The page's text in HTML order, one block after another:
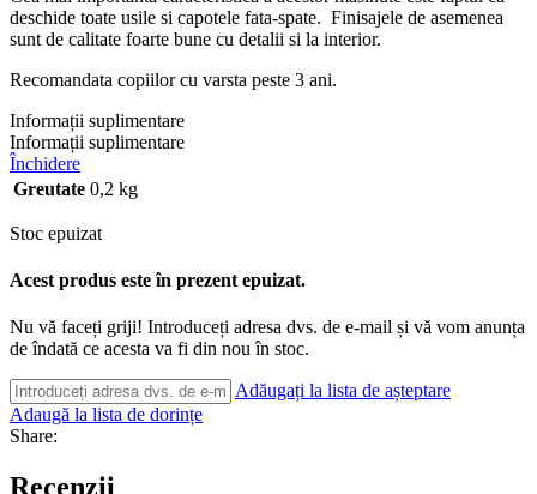
deschide toate usile si capotele fata-spate. Finisajele de asemenea
sunt de calitate foarte bune cu detalii si la interior.
Recomandata copiilor cu varsta peste 3 ani.
Informații suplimentare
Informații suplimentare
Închidere
Greutate 0,2 kg
Stoc epuizat
Acest produs este în prezent epuizat.
Nu vă faceți griji! Introduceți adresa dvs. de e-mail și vă vom anunța
de îndată ce acesta va fi din nou în stoc.
Adăugați la lista de așteptare
Adaugă la lista de dorințe
Share:
Recenzii